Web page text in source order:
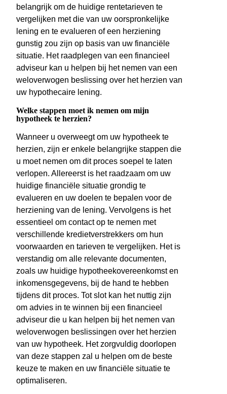
belangrijk om de huidige rentetarieven te
vergelijken met die van uw oorspronkelijke
lening en te evalueren of een herziening
gunstig zou zijn op basis van uw financiële
situatie. Het raadplegen van een financieel
adviseur kan u helpen bij het nemen van een
weloverwogen beslissing over het herzien van
uw hypothecaire lening.
Welke stappen moet ik nemen om mijn
hypotheek te herzien?
Wanneer u overweegt om uw hypotheek te
herzien, zijn er enkele belangrijke stappen die
u moet nemen om dit proces soepel te laten
verlopen. Allereerst is het raadzaam om uw
huidige financiële situatie grondig te
evalueren en uw doelen te bepalen voor de
herziening van de lening. Vervolgens is het
essentieel om contact op te nemen met
verschillende kredietverstrekkers om hun
voorwaarden en tarieven te vergelijken. Het is
verstandig om alle relevante documenten,
zoals uw huidige hypotheekovereenkomst en
inkomensgegevens, bij de hand te hebben
tijdens dit proces. Tot slot kan het nuttig zijn
om advies in te winnen bij een financieel
adviseur die u kan helpen bij het nemen van
weloverwogen beslissingen over het herzien
van uw hypotheek. Het zorgvuldig doorlopen
van deze stappen zal u helpen om de beste
keuze te maken en uw financiële situatie te
optimaliseren.